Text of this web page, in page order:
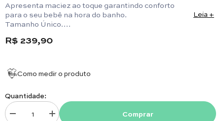
Apresenta maciez ao toque garantindo conforto
para o seu bebê na hora do banho.
Tamanho Único.
Leia +
R$ 239,90
Como medir o produto
Quantidade:
Diminuir quantidade para Toalha de Banho com Capuz e Fralda -
Aumentar quantidade para Toalha de Banho com Capuz e
Comprar